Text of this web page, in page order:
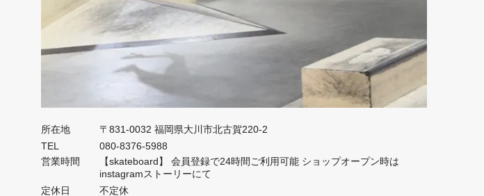
所在地
〒831-0032 福岡県大川市北古賀220-2
TEL
080-8376-5988
営業時間
【skateboard】 会員登録で24時間ご利用可能 ショップオープン時は
instagramストーリーにて
定休日
不定休